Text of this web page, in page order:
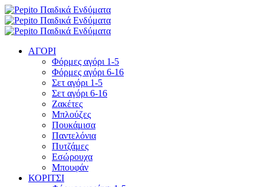
ΑΓΟΡΙ
Φόρμες αγόρι 1-5
Φόρμες αγόρι 6-16
Σετ αγόρι 1-5
Σετ αγόρι 6-16
Ζακέτες
Μπλούζες
Πουκάμισα
Παντελόνια
Πυτζάμες
Εσώρουχα
Μπουφάν
ΚΟΡΙΤΣΙ